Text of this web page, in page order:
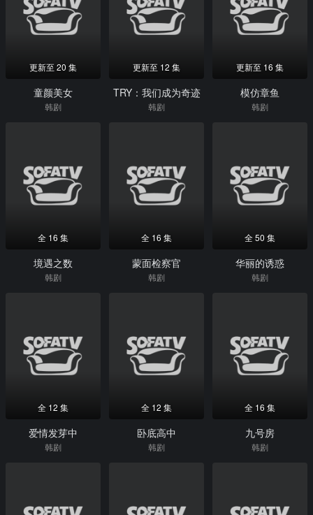
更新至 20 集
童颜美女
韩剧
更新至 12 集
TRY：我们成为奇迹
韩剧
更新至 16 集
模仿章鱼
韩剧
全 16 集
境遇之数
韩剧
全 16 集
蒙面检察官
韩剧
全 50 集
华丽的诱惑
韩剧
全 12 集
爱情发芽中
韩剧
全 12 集
卧底高中
韩剧
全 16 集
九号房
韩剧